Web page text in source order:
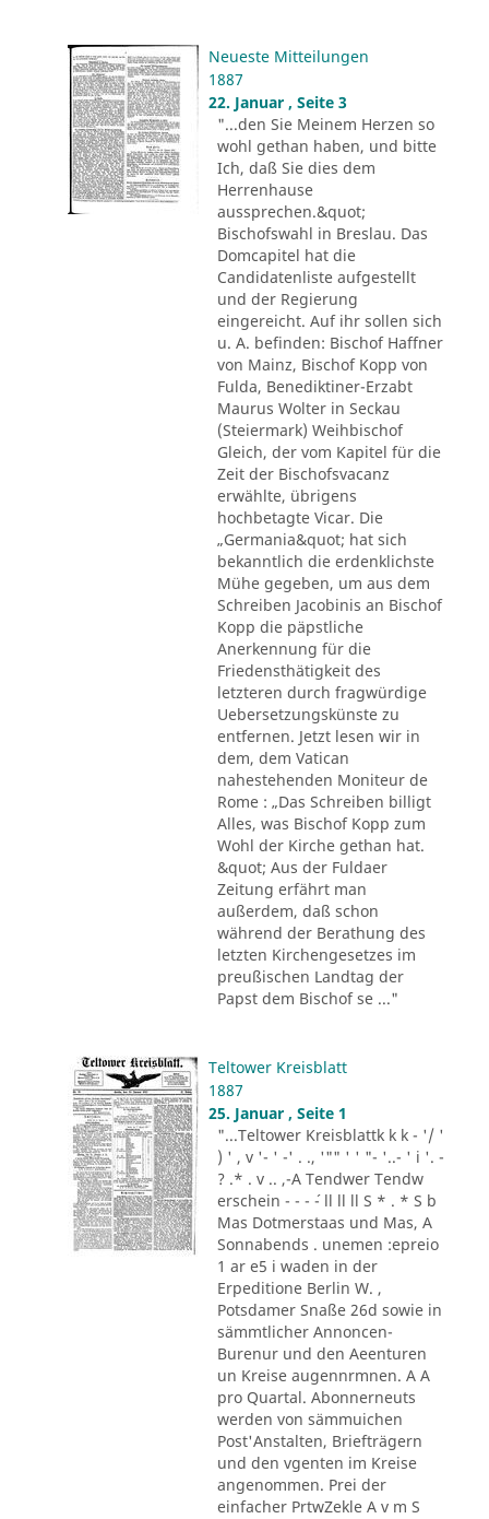
Neueste Mitteilungen
1887
22. Januar , Seite 3
"...den Sie Meinem Herzen so
wohl gethan haben, und bitte
Ich, daß Sie dies dem
Herrenhause
aussprechen.&quot;
Bischofswahl in Breslau. Das
Domcapitel hat die
Candidatenliste aufgestellt
und der Regierung
eingereicht. Auf ihr sollen sich
u. A. befinden: Bischof Haffner
von Mainz, Bischof Kopp von
Fulda, Benediktiner-Erzabt
Maurus Wolter in Seckau
(Steiermark) Weihbischof
Gleich, der vom Kapitel für die
Zeit der Bischofsvacanz
erwählte, übrigens
hochbetagte Vicar. Die
„Germania&quot; hat sich
bekanntlich die erdenklichste
Mühe gegeben, um aus dem
Schreiben Jacobinis an Bischof
Kopp die päpstliche
Anerkennung für die
Friedensthätigkeit des
letzteren durch fragwürdige
Uebersetzungskünste zu
entfernen. Jetzt lesen wir in
dem, dem Vatican
nahestehenden Moniteur de
Rome : „Das Schreiben billigt
Alles, was Bischof Kopp zum
Wohl der Kirche gethan hat.
&quot; Aus der Fuldaer
Zeitung erfährt man
außerdem, daß schon
während der Berathung des
letzten Kirchengesetzes im
preußischen Landtag der
Papst dem Bischof se ..."
Teltower Kreisblatt
1887
25. Januar , Seite 1
"...Teltower Kreisblattk k k - '/ '
) ' , v '- ' -' . ., '"" ' ' "- '..- ' i '. -
? .* . v .. ,-A Tendwer Tendw
erschein - - - ´- ll ll ll S * . * S b
Mas Dotmerstaas und Mas, A
Sonnabends . unemen :epreio
1 ar e5 i waden in der
Erpeditione Berlin W. ,
Potsdamer Snaße 26d sowie in
sämmtlicher Annoncen-
Burenur und den Aeenturen
un Kreise augennrmnen. A A
pro Quartal. Abonnerneuts
werden von sämmuichen
Post'Anstalten, Briefträgern
und den vgenten im Kreise
angenommen. Prei der
einfacher PrtwZekle A v m S